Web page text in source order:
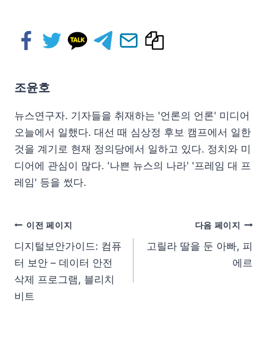
조윤호
뉴스연구자. 기자들을 취재하는 '언론의 언론' 미디어
오늘에서 일했다. 대선 때 심상정 후보 캠프에서 일한
것을 계기로 현재 정의당에서 일하고 있다. 정치와 미
디어에 관심이 많다. '나쁜 뉴스의 나라' '프레임 대 프
레임' 등을 썼다.
이전 페이지
디지털보안가이드: 컴퓨
터 보안 – 데이터 안전
삭제 프로그램, 블리치
비트
다음 페이지
고릴라 딸을 둔 아빠, 피
에르